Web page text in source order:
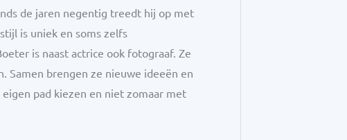
de jaren negentig treedt hij op met
is uniek en soms zelfs
is naast actrice ook fotograaf. Ze
Samen brengen ze nieuwe ideeën en
pad kiezen en niet zomaar met